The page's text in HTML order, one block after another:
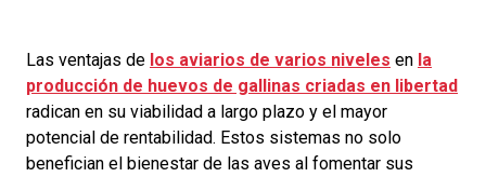
Las ventajas de los aviarios de varios niveles en la
producción de huevos de gallinas criadas en libertad
radican en su viabilidad a largo plazo y el mayor
potencial de rentabilidad. Estos sistemas no solo
benefician el bienestar de las aves al fomentar sus